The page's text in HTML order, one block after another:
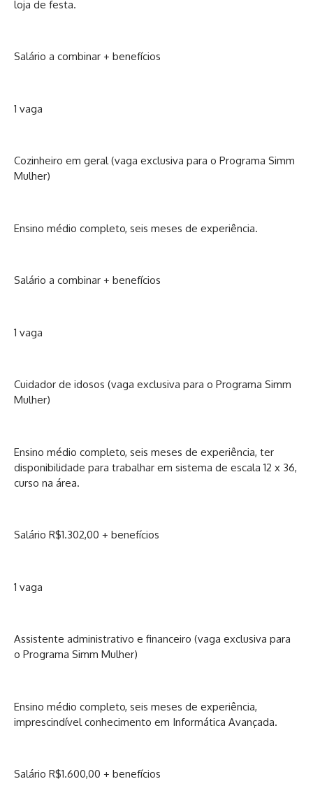
loja de festa.
Salário a combinar + benefícios
1 vaga
Cozinheiro em geral (vaga exclusiva para o Programa Simm
Mulher)
Ensino médio completo, seis meses de experiência.
Salário a combinar + benefícios
1 vaga
Cuidador de idosos (vaga exclusiva para o Programa Simm
Mulher)
Ensino médio completo, seis meses de experiência, ter
disponibilidade para trabalhar em sistema de escala 12 x 36,
curso na área.
Salário R$1.302,00 + benefícios
1 vaga
Assistente administrativo e financeiro (vaga exclusiva para
o Programa Simm Mulher)
Ensino médio completo, seis meses de experiência,
imprescindível conhecimento em Informática Avançada.
Salário R$1.600,00 + benefícios